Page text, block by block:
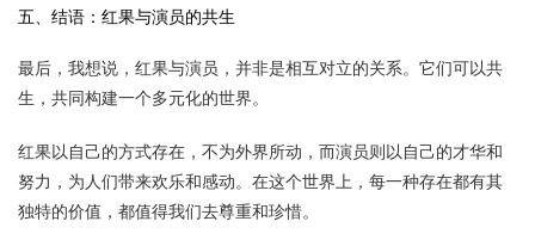
五、结语：红果与演员的共生
最后，我想说，红果与演员，并非是相互对立的关系。它们可以共
生，共同构建一个多元化的世界。
红果以自己的方式存在，不为外界所动，而演员则以自己的才华和
努力，为人们带来欢乐和感动。在这个世界上，每一种存在都有其
独特的价值，都值得我们去尊重和珍惜。